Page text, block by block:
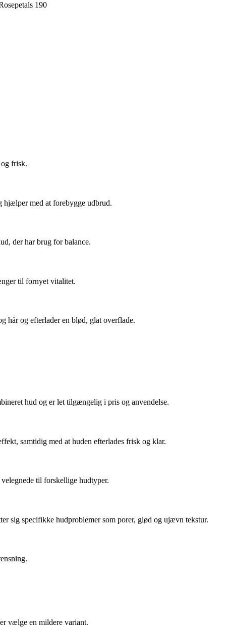
190
frisk.
hjælper med at forebygge udbrud.
der har brug for balance.
til fornyet vitalitet.
hår og efterlader en blød, glat overflade.
hud og er let tilgængelig i pris og anvendelse.
samtidig med at huden efterlades frisk og klar.
til forskellige hudtyper.
sig specifikke hudproblemer som porer, glød og ujævn tekstur.
vælge en mildere variant.